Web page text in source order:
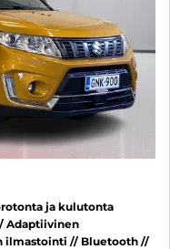
ja kulutonta
Adaptiivinen
ilmastointi // Bluetooth //